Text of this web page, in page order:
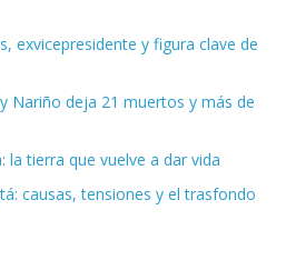
exvicepresidente y figura clave de
Nariño deja 21 muertos y más de
la tierra que vuelve a dar vida
causas, tensiones y el trasfondo